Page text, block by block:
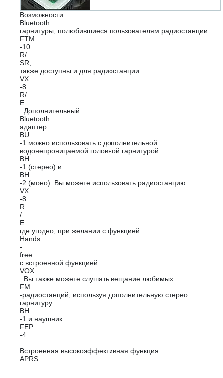
Возможности
Bluetooth
гарнитуры, полюбившиеся пользователям радиостанции
FTM
-10
R/
SR,
также доступны и для радиостанции
VX
-8
R/
E
. Дополнительный
Bluetooth
адаптер
BU
-1 можно использовать с дополнительной
водонепроницаемой головной гарнитурой
BH
-1 (стерео) и
BH
-2 (моно). Вы можете использовать радиостанцию
VX
-8
R
/
E
где угодно, при желании с функцией
Hands
-
free
с встроенной функцией
VOX
. Вы также можете слушать вещание любимых
FM
-радиостанций, используя дополнительную стерео
гарнитуру
BH
-1 и наушник
FEP
-4.
Встроенная высокоэффективная функция
APRS